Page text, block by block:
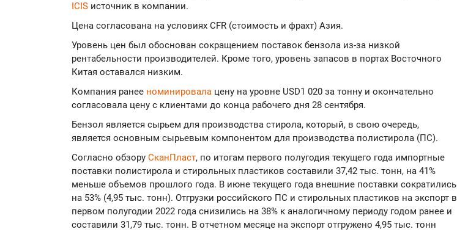
ICIS источник в компании.
Цена согласована на условиях CFR (стоимость и фрахт) Азия.
Уровень цен был обоснован сокращением поставок бензола из-за низкой
рентабельности производителей. Кроме того, уровень запасов в портах Восточного
Китая оставался низким.
Компания ранее номинировала цену на уровне USD1 020 за тонну и окончательно
согласовала цену с клиентами до конца рабочего дня 28 сентября.
Бензол является сырьем для производства стирола, который, в свою очередь,
является основным сырьевым компонентом для производства полистирола (ПС).
Согласно обзору СканПласт, по итогам первого полугодия текущего года импортные
поставки полистирола и стирольных пластиков составили 37,42 тыс. тонн, на 41%
меньше объемов прошлого года. В июне текущего года внешние поставки сократились
на 53% (4,95 тыс. тонн). Отгрузки российского ПС и стирольных пластиков на экспорт в
первом полугодии 2022 года снизились на 38% к аналогичному периоду годом ранее и
составили 31,79 тыс. тонн. В отчетном месяце на экспорт отгружено 4,95 тыс. тонн